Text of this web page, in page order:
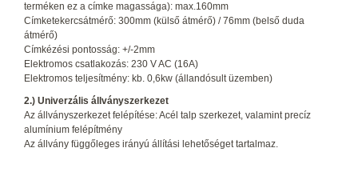
terméken ez a címke magassága): max.160mm
Címketekercsátmérő: 300mm (külső átmérő) / 76mm (belső duda
átmérő)
Címkézési pontosság: +/-2mm
Elektromos csatlakozás: 230 V AC (16A)
Elektromos teljesítmény: kb. 0,6kw (állandósult üzemben)
2.) Univerzális állványszerkezet
Az állványszerkezet felépítése: Acél talp szerkezet, valamint precíz
alumínium felépítmény
Az állvány függőleges irányú állítási lehetőséget tartalmaz.